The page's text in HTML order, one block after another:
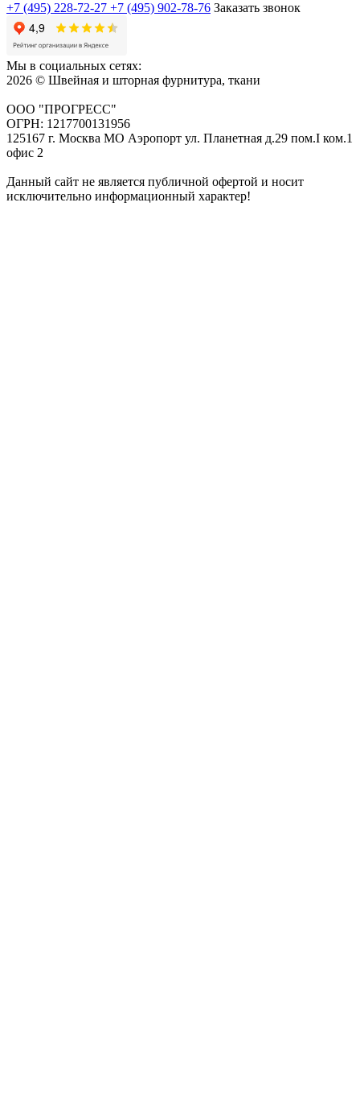
+7 (495) 228-72-27 +7 (495) 902-78-76 Заказать звонок
Мы в социальных сетях:
2026 © Швейная и шторная фурнитура, ткани
ООО "ПРОГРЕСС"
ОГРН: 1217700131956
125167 г. Москва МО Аэропорт ул. Планетная д.29 пом.I ком.1
офис 2
Данный сайт не является публичной офертой и носит
исключительно информационный характер!